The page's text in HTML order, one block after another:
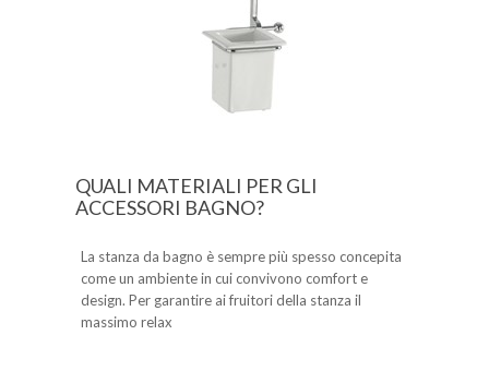
QUALI MATERIALI PER GLI
ACCESSORI BAGNO?
La stanza da bagno è sempre più spesso concepita
come un ambiente in cui convivono comfort e
design. Per garantire ai fruitori della stanza il
massimo relax